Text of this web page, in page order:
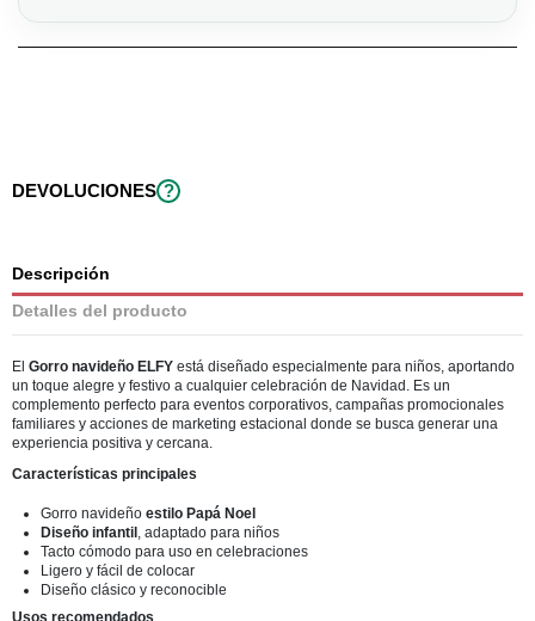
DEVOLUCIONES ?
Descripción
Detalles del producto
El Gorro navideño ELFY está diseñado especialmente para niños, aportando
un toque alegre y festivo a cualquier celebración de Navidad. Es un
complemento perfecto para eventos corporativos, campañas promocionales
familiares y acciones de marketing estacional donde se busca generar una
experiencia positiva y cercana.
Características principales
Gorro navideño estilo Papá Noel
Diseño infantil , adaptado para niños
Tacto cómodo para uso en celebraciones
Ligero y fácil de colocar
Diseño clásico y reconocible
Usos recomendados